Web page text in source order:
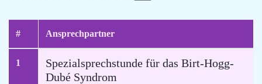
# Ansprechpartner
1
Spezialsprechstunde für das Birt-Hogg-
Dubé Syndrom